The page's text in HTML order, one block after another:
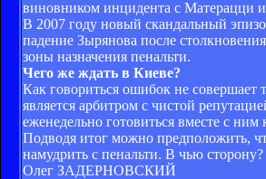
виновником инцидента с Матерацци
В 2007 году новый скандальный
падение Зырянова после
зоны назначения пенальти.
Чего же ждать в Киеве?
Как говориться ошибок не совершает
является арбитром с чистой
еженедельно готовиться вместе с
Подводя итог можно предположить,
намудрить с пенальти. В чью
Олег ЗАДЕРНОВСКИЙ